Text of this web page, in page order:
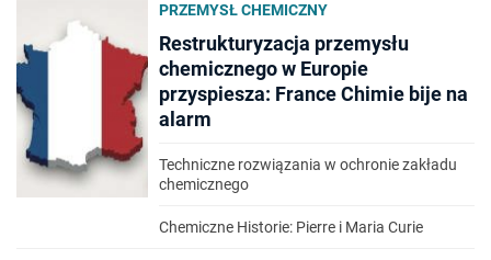
PRZEMYSŁ CHEMICZNY
Restrukturyzacja przemysłu
chemicznego w Europie
przyspiesza: France Chimie bije na
alarm
Techniczne rozwiązania w ochronie zakładu
chemicznego
Chemiczne Historie: Pierre i Maria Curie